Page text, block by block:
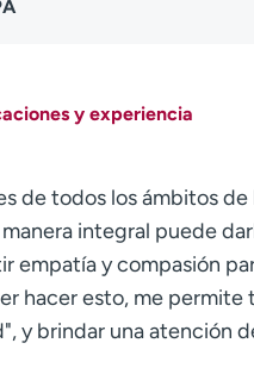
y experiencia
de todos los ámbitos de
integral puede
empatía y compasión
hacer esto, me permite
y brindar una atención